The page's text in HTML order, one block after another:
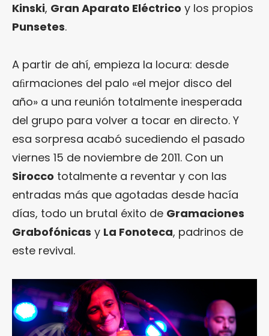
Kinski, Gran Aparato Eléctrico y los propios
Punsetes.
A partir de ahí, empieza la locura: desde
aﬁrmaciones del palo «el mejor disco del
año» a una reunión totalmente inesperada
del grupo para volver a tocar en directo. Y
esa sorpresa acabó sucediendo el pasado
viernes 15 de noviembre de 2011. Con un
Sirocco totalmente a reventar y con las
entradas más que agotadas desde hacía
días, todo un brutal éxito de Gramaciones
Grabofónicas y La Fonoteca, padrinos de
este revival.